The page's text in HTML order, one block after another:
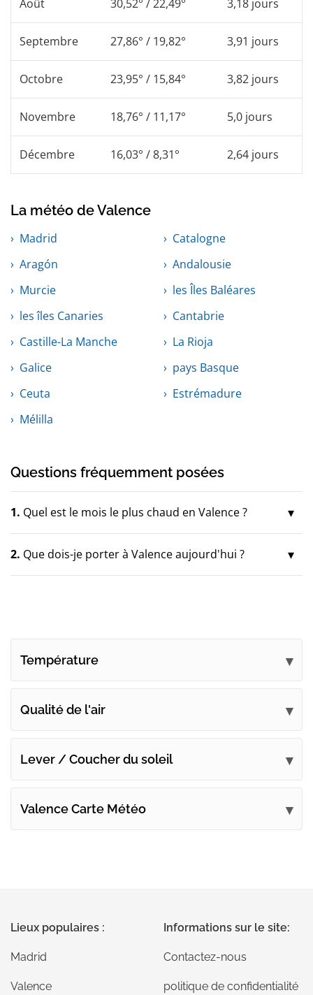
Août 30,52° / 22,49° 3,18 jours
Septembre 27,86° / 19,82° 3,91 jours
Octobre 23,95° / 15,84° 3,82 jours
Novembre 18,76° / 11,17° 5,0 jours
Décembre 16,03° / 8,31° 2,64 jours
La météo de Valence
Madrid
Catalogne
Aragón
Andalousie
Murcie
les Îles Baléares
les îles Canaries
Cantabrie
Castille-La Manche
La Rioja
Galice
pays Basque
Ceuta
Estrémadure
Mélilla
Questions fréquemment posées
1. Quel est le mois le plus chaud en Valence ?
2. Que dois-je porter à Valence aujourd'hui ?
Température
Qualité de l'air
Lever / Coucher du soleil
Valence Carte Météo
Lieux populaires :
Madrid
Valence
Informations sur le site:
Contactez-nous
politique de confidentialité